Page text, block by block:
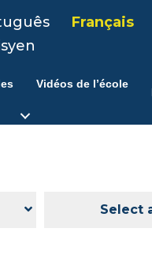
Français
Vidéos de l’école
Select